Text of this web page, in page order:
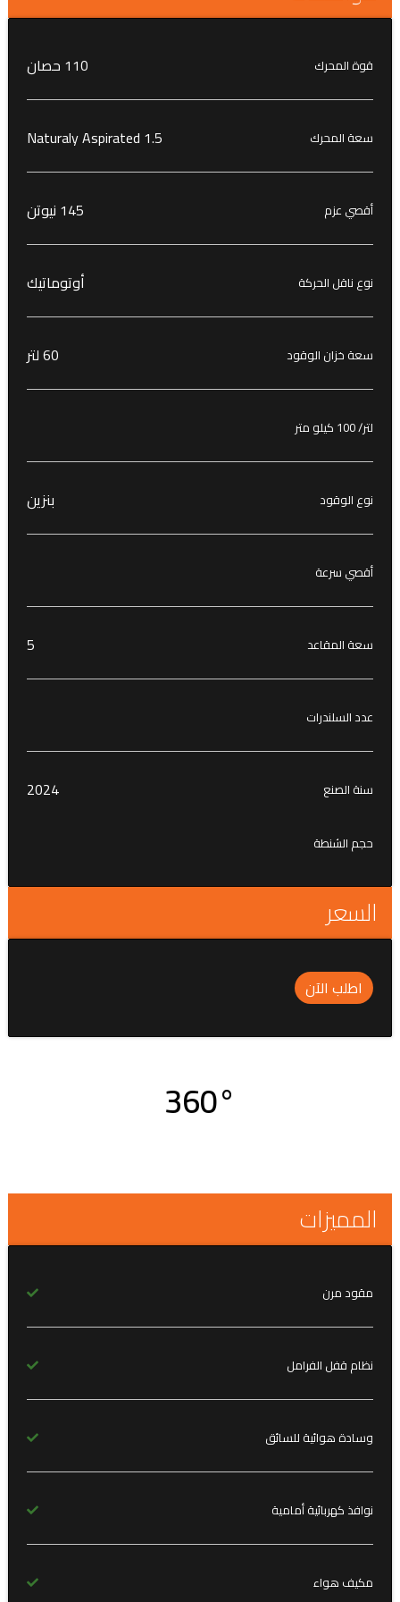
قوة المحرك 110 حصان
سعة المحرك 1.5 Naturaly Aspirated
أقصي عزم 145 نيوتن
نوع ناقل الحركة أوتوماتيك
سعة خزان الوقود 60 لتر
لتر/ 100 كيلو متر
نوع الوقود بنزين
أقصي سرعة
سعة المقاعد 5
عدد السلندرات
سنة الصنع 2024
حجم الشنطة
السعر
اطلب الآن
360°
المميزات
مقود مرن
نظام قفل الفرامل
وسادة هوائية للسائق
نوافذ كهربائية أمامية
مكيف هواء